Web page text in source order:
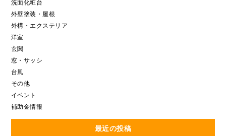
洗面化粧台
外壁塗装・屋根
外構・エクステリア
洋室
玄関
窓・サッシ
台風
その他
イベント
補助金情報
最近の投稿